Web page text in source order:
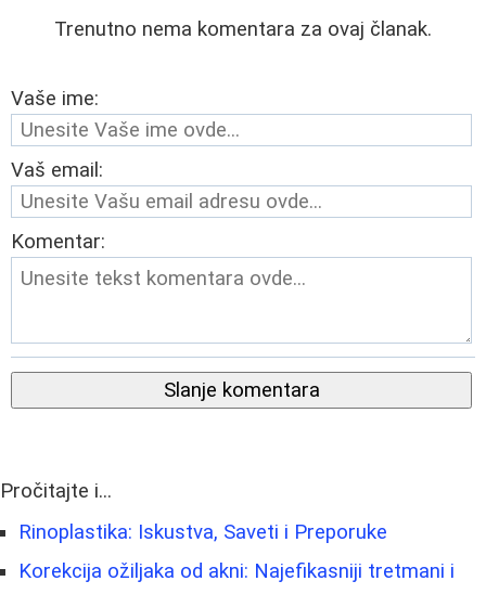
Trenutno nema komentara za ovaj članak.
Vaše ime:
Vaš email:
Komentar:
Slanje komentara
Pročitajte i...
Rinoplastika: Iskustva, Saveti i Preporuke
Korekcija ožiljaka od akni: Najefikasniji tretmani i